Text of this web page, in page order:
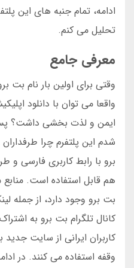
ادامه، تمام جنبه های این
تحلیل می کنم.
معرفی جامع
وقتی برای اولین بار نام بت
واقعا می توان با دانلود
ایمن و لذت بخشی داشت؟ پس
شدم این پلتفرم چرا
برو با رابط کاربری فارسی و
هم قابل استفاده است.
بت برو وجود دارد، از جمله
کانال تلگرام بت برو به
کاربران ایرانی از سایت
وقفه استفاده می کنند. در